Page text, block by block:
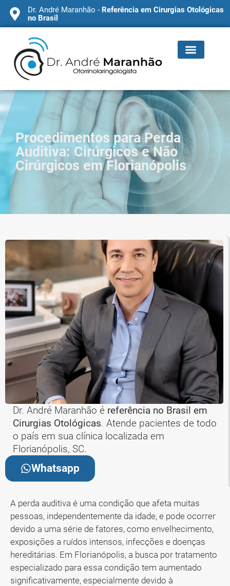
Dr. André Maranhão - Referência em Cirurgias Otológicas
no Brasil
Procedimentos para Perda
Auditiva: Cirúrgicos e Não
Cirúrgicos em Florianópolis
Dr. André Maranhão é referência no Brasil em
Cirurgias Otológicas. Atende pacientes de todo
o país em sua clínica localizada em
Florianópolis, SC.
Whatsapp
A perda auditiva é uma condição que afeta muitas
pessoas, independentemente da idade, e pode ocorrer
devido a uma série de fatores, como envelhecimento,
exposições a ruídos intensos, infecções e doenças
hereditárias. Em Florianópolis, a busca por tratamento
especializado para essa condição tem aumentado
significativamente, especialmente devido à